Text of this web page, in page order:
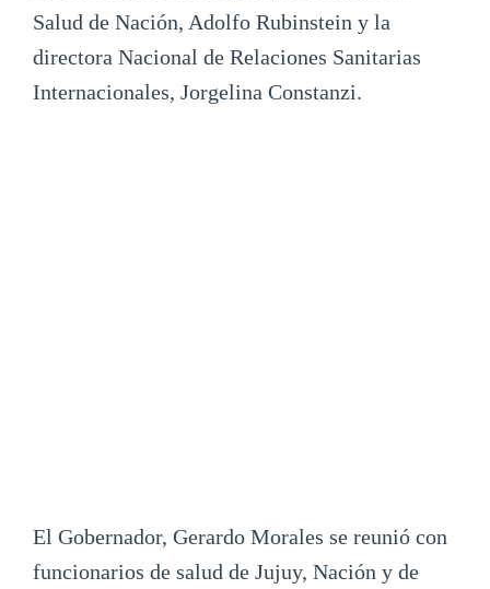
Salud de Nación, Adolfo Rubinstein y la
directora Nacional de Relaciones Sanitarias
Internacionales, Jorgelina Constanzi.
El Gobernador, Gerardo Morales se reunió con
funcionarios de salud de Jujuy, Nación y de